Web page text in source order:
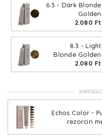
6.3 - Dark Blonde
Golden
2.080 Ft
8.3 - Light
Blonde Golden
2.080 Ft
Echos Color -
rezorcin